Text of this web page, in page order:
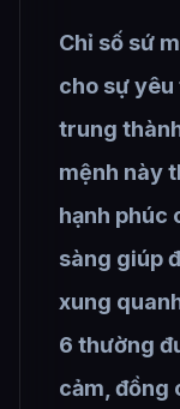
Chỉ số sứ
cho sự
trung
mệnh này
hạnh phúc
sàng giúp
xung
6 thường
cảm, đồng